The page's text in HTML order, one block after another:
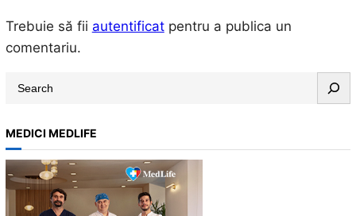
Trebuie să fii autentificatpentru a publica un
comentariu.
r
c
h
MEDICI MEDLIFE